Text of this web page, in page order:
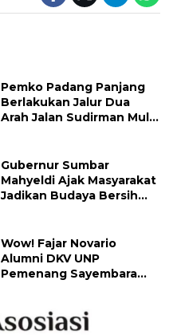
Pemko Padang Panjang
Berlakukan Jalur Dua
Arah Jalan Sudirman Mulai
Gubernur Sumbar
Mahyeldi Ajak Masyarakat
Jadikan Budaya Bersih
Wow! Fajar Novario
Alumni DKV UNP
Pemenang Sayembara